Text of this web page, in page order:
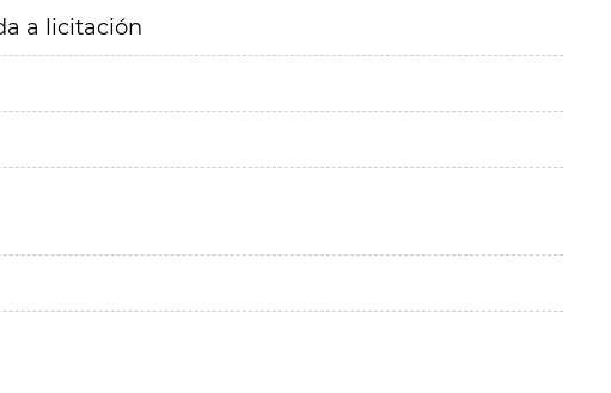
a licitación